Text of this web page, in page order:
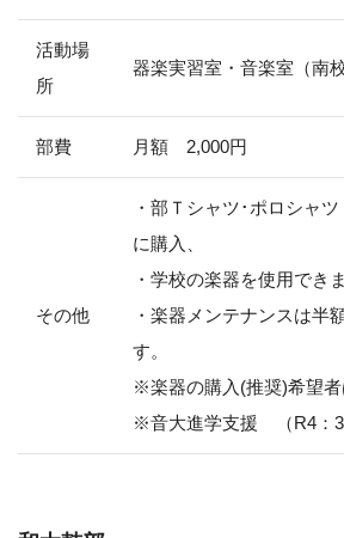
活動場
所
器楽実習室・音楽室（南校
部費 月額 2,000円
その他
・部Ｔシャツ･ポロシャ
に購入、
・学校の楽器を使用できま
・楽器メンテナンスは半
す。
※楽器の購入(推奨)希望者
※音大進学支援 （R4：3